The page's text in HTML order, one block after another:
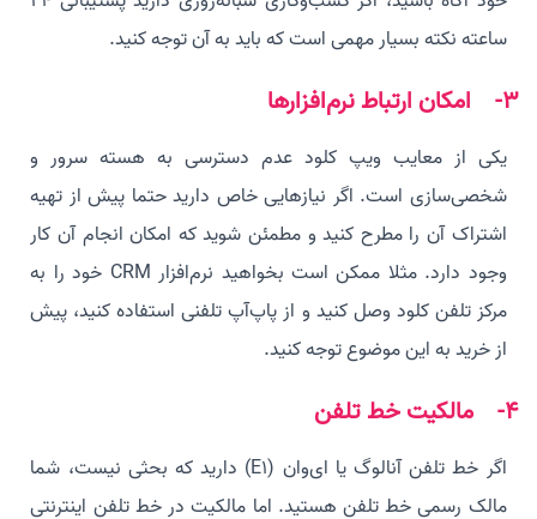
ساعته نکته بسیار مهمی است که باید به آن توجه کنید.
3- امکان ارتباط نرم‌افزارها
یکی از معایب ویپ کلود عدم دسترسی به هسته سرور و
شخصی‌سازی است. اگر نیازهایی خاص دارید حتما پیش از تهیه
اشتراک آن را مطرح کنید و مطمئن شوید که امکان انجام آن کار
وجود دارد. مثلا ممکن است بخواهید نرم‌افزار CRM خود را به
مرکز تلفن کلود وصل کنید و از پاپ‌آپ تلفنی استفاده کنید، پیش
از خرید به این موضوع توجه کنید.
4- مالکیت خط تلفن
اگر خط تلفن آنالوگ یا ای‌وان (E1) دارید که بحثی نیست، شما
مالک رسمی خط تلفن هستید. اما مالکیت در خط تلفن اینترنتی